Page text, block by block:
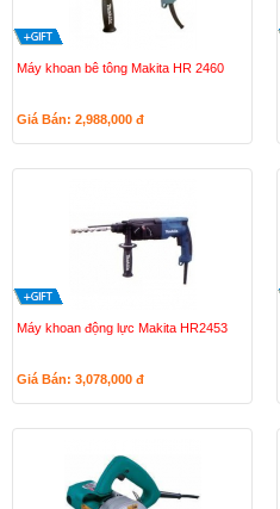
Máy khoan bê tông Makita HR 2460
Giá Bán: 2,988,000 đ
Máy khoan động lực Makita HR2453
Giá Bán: 3,078,000 đ